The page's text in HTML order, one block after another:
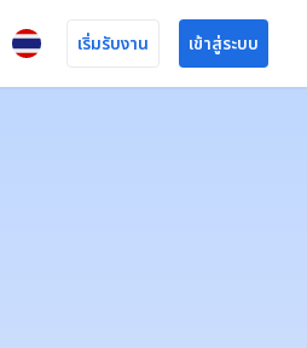
เริ่มรับงาน เข้าสู่ระบบ